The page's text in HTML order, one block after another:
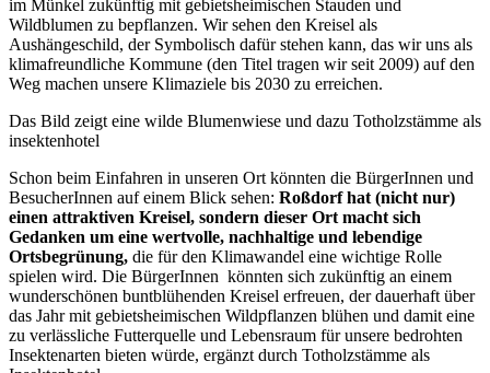
im Münkel zukünftig mit gebietsheimischen Stauden und
Wildblumen zu bepflanzen. Wir sehen den Kreisel als
Aushängeschild, der Symbolisch dafür stehen kann, das wir uns als
klimafreundliche Kommune (den Titel tragen wir seit 2009) auf den
Weg machen unsere Klimaziele bis 2030 zu erreichen.
Das Bild zeigt eine wilde Blumenwiese und dazu Totholzstämme als
insektenhotel
Schon beim Einfahren in unseren Ort könnten die BürgerInnen und
BesucherInnen auf einem Blick sehen: Roßdorf hat (nicht nur)
einen attraktiven Kreisel, sondern dieser Ort macht sich
Gedanken um eine wertvolle, nachhaltige und lebendige
Ortsbegrünung, die für den Klimawandel eine wichtige Rolle
spielen wird. Die BürgerInnen könnten sich zukünftig an einem
wunderschönen buntblühenden Kreisel erfreuen, der dauerhaft über
das Jahr mit gebietsheimischen Wildpflanzen blühen und damit eine
zu verlässliche Futterquelle und Lebensraum für unsere bedrohten
Insektenarten bieten würde, ergänzt durch Totholzstämme als